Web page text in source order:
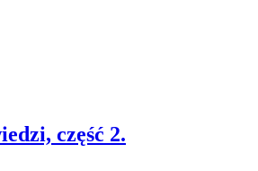
część 2.